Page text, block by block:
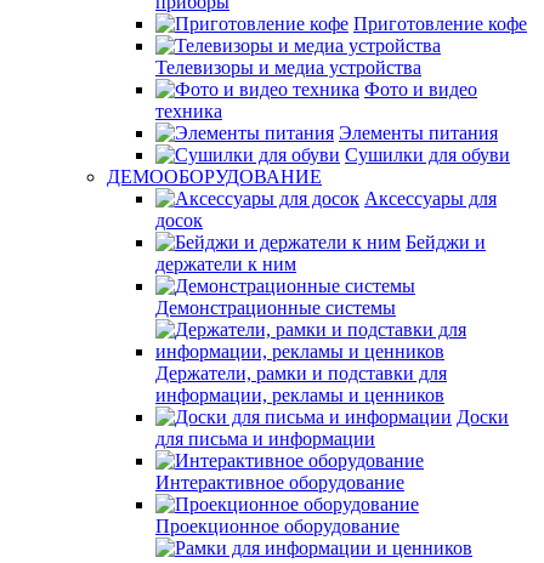
Приготовление кофе
Телевизоры и медиа устройства
Фото и видео
техника
Элементы питания
Сушилки для обуви
ДЕМООБОРУДОВАНИЕ
Аксессуары для
досок
Бейджи и
держатели к ним
Демонстрационные системы
Держатели, рамки и подставки для
информации, рекламы и ценников
Доски
для письма и информации
Интерактивное оборудование
Проекционное оборудование